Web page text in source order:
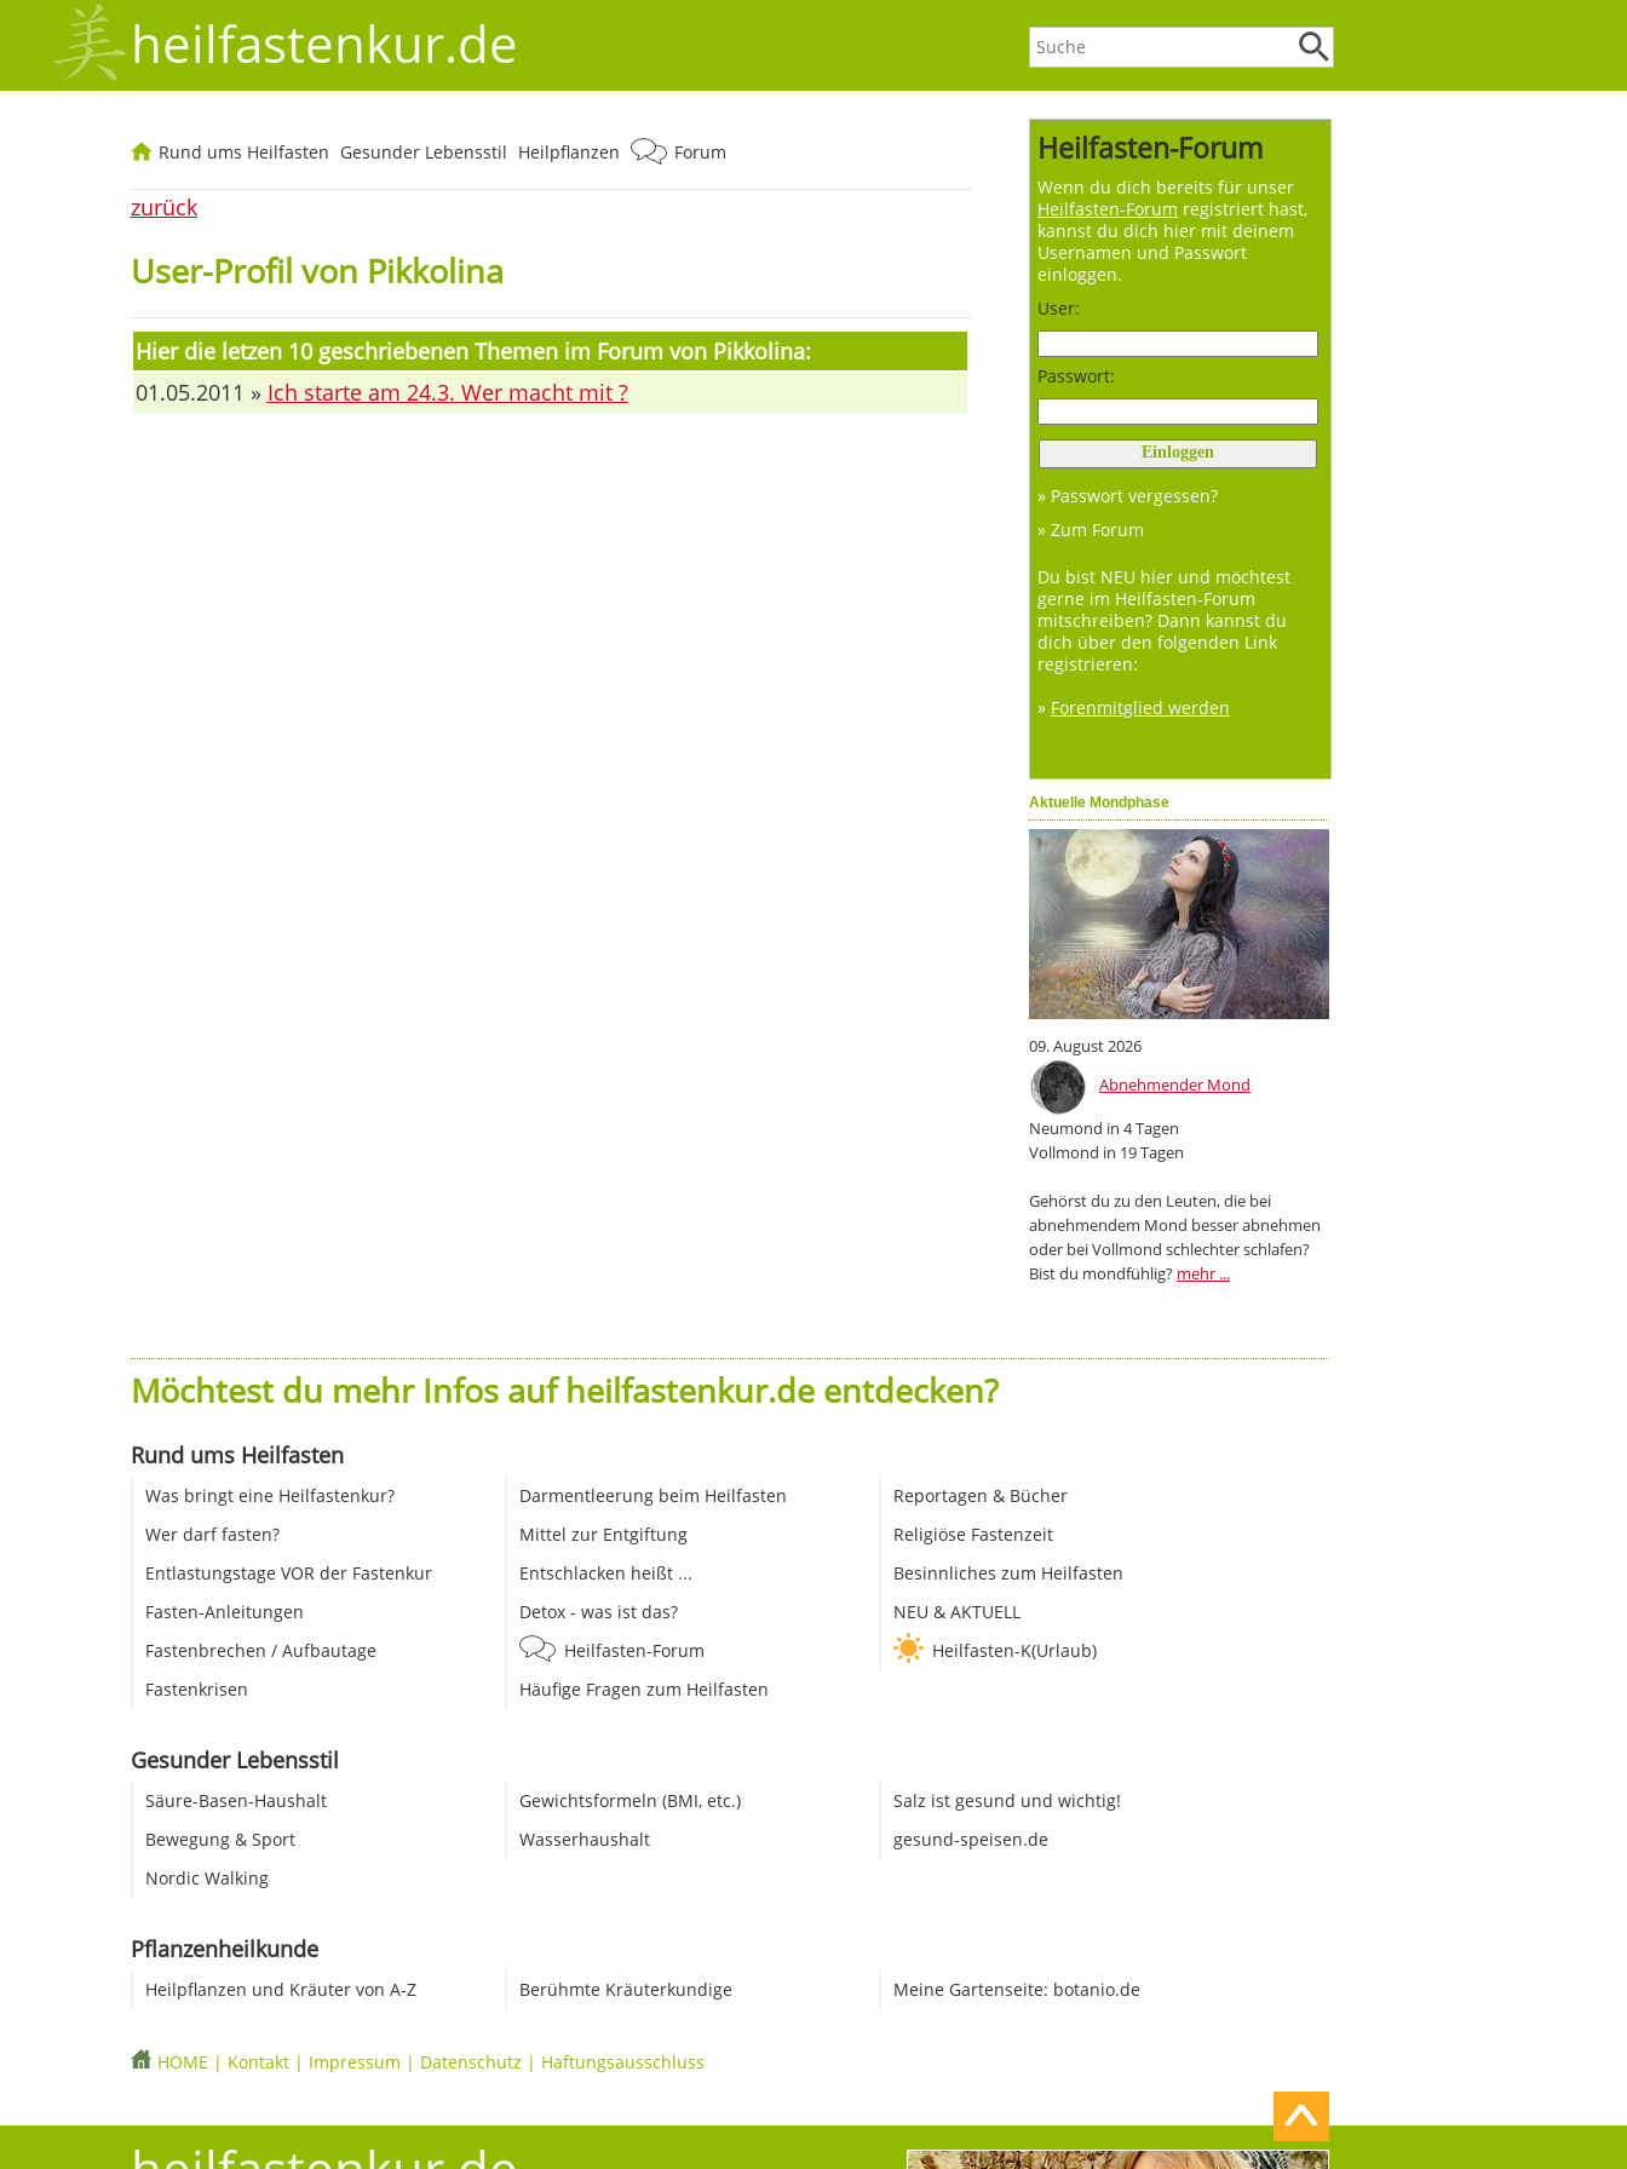
heilfastenkur.de
Heilfasten-Forum
Wenn du dich bereits für unser
Heilfasten-Forum registriert hast,
kannst du dich hier mit deinem
Usernamen und Passwort
einloggen.
User:
Passwort:
» Passwort vergessen?
» Zum Forum
Du bist NEU hier und möchtest
gerne im Heilfasten-Forum
mitschreiben? Dann kannst du
dich über den folgenden Link
registrieren:
» Forenmitglied werden
Aktuelle Mondphase
09. August 2026
Abnehmender Mond
Neumond in 4 Tagen
Vollmond in 19 Tagen
Gehörst du zu den Leuten, die bei
abnehmendem Mond besser abnehmen
oder bei Vollmond schlechter schlafen?
Bist du mondfühlig? mehr ...
Rund ums Heilfasten Gesunder Lebensstil Heilpflanzen Forum
zurück
User-Profil von Pikkolina
Hier die letzen 10 geschriebenen Themen im Forum von Pikkolina:
01.05.2011 » Ich starte am 24.3. Wer macht mit ?
Möchtest du mehr Infos auf heilfastenkur.de entdecken?
Rund ums Heilfasten
Was bringt eine Heilfastenkur?
Wer darf fasten?
Entlastungstage VOR der Fastenkur
Fasten-Anleitungen
Fastenbrechen / Aufbautage
Fastenkrisen
Darmentleerung beim Heilfasten
Mittel zur Entgiftung
Entschlacken heißt ...
Detox - was ist das?
Heilfasten-Forum
Häufige Fragen zum Heilfasten
Reportagen & Bücher
Religiöse Fastenzeit
Besinnliches zum Heilfasten
NEU & AKTUELL
Heilfasten-K(Urlaub)
Gesunder Lebensstil
Säure-Basen-Haushalt
Bewegung & Sport
Nordic Walking
Gewichtsformeln (BMI, etc.)
Wasserhaushalt
Salz ist gesund und wichtig!
gesund-speisen.de
Pflanzenheilkunde
Heilpflanzen und Kräuter von A-Z Berühmte Kräuterkundige Meine Gartenseite: botanio.de
HOME | Kontakt| Impressum | Datenschutz | Haftungsausschluss